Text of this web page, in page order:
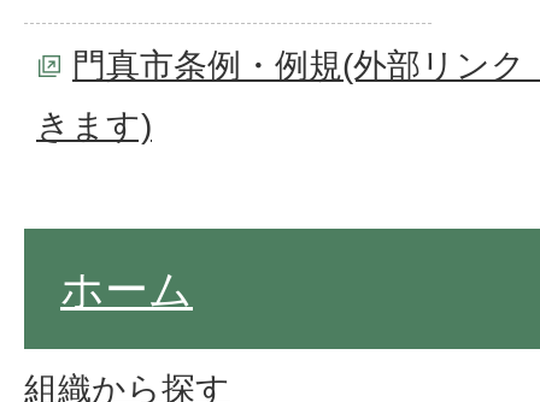
門真市条例・例規(外部リン
きます)
ホーム
組織から探す